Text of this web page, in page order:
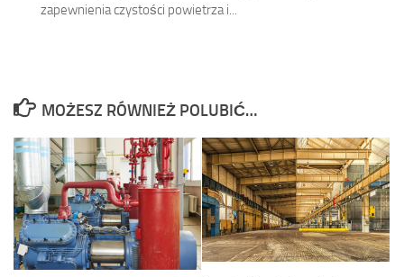
zapewnienia czystości powietrza i...
MOŻESZ RÓWNIEŻ POLUBIĆ…